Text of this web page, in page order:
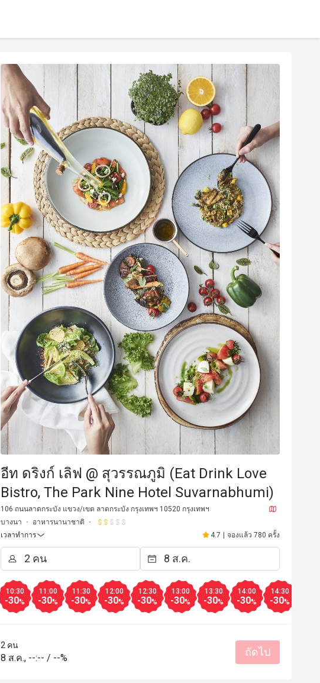
M
M**h
31 ม.ค. 2569
second time here. everything perfect. food
amazing, beautifull place, staff great
E
E**e
Sweet dish was the
อีท ดริงก์ เลิฟ @ สุวรรณภูมิ (Eat Drink Love
Bistro, The Park Nine Hotel Suvarnabhumi)
106 ถนนลาดกระบัง แขวง/เขต ลาดกระบัง กรุงเทพฯ 10520 กรุงเทพฯ
บางนา
อาหารนานาชาติ
เวลาทำการ
4.7 | จองแล้ว 780 ครั้ง
10:30
-30%
11:00
-30%
11:30
-30%
12:00
-30%
12:30
-30%
13:00
-30%
13:30
-30%
14:00
-30%
14:30
-30%
2 คน
8 ส.ค., --:-- / --% ถัดไป